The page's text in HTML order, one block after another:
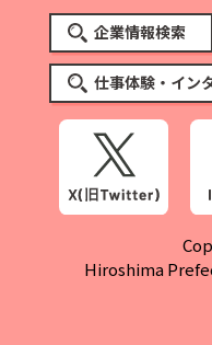
企業情報検索
仕事体験・イン
Hiroshima